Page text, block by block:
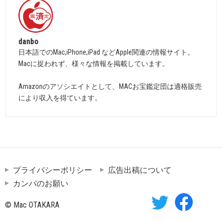
danbo
日本語でのMac,iPhone,iPad などApple関連の情報サイト。
Macに捉われず、様々な情報を掲載しています。
Amazonのアソシエイトとして、MACお宝鑑定団は適格販売
により収入を得ています。
プライバシーポリシー
広告出稿について
カンパのお願い
© Mac OTAKARA